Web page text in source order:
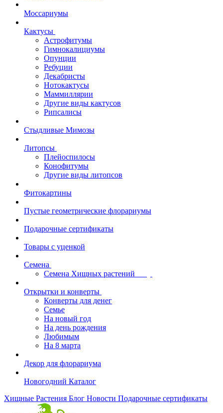
Моссариумы
Кактусы
Астрофитумы
Гимнокалициумы
Опунции
Ребуции
Декабристы
Нотокактусы
Маммиллярии
Другие виды кактусов
Рипсалисы
Стыдливые Мимозы
Литопсы
Плейоспилосы
Конофитумы
Другие виды литопсов
Фитокартины
Пустые геометрические флорариумы
Подарочные сертификаты
Товары с уценкой
Семена
Семена Хищных растений
Открытки и конверты
Конверты для денег
Семье
На новый год
На день рождения
Любимым
На 8 марта
Декор для флорариума
Новогодний Каталог
Хищные Растения Блог Новости Подарочные сертификаты